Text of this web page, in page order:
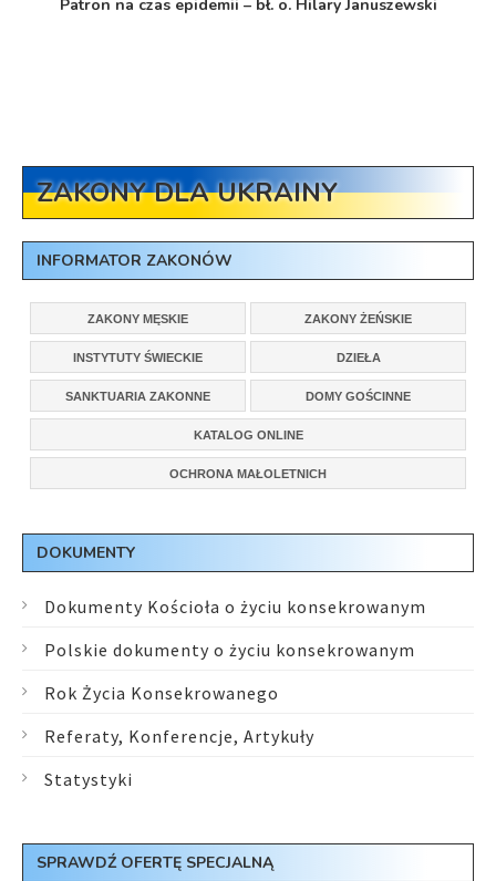
Patron na czas epidemii – bł. o. Hilary Januszewski
ZAKONY DLA UKRAINY
INFORMATOR ZAKONÓW
ZAKONY MĘSKIE ZAKONY ŻEŃSKIE
INSTYTUTY ŚWIECKIE DZIEŁA
SANKTUARIA ZAKONNE DOMY GOŚCINNE
KATALOG ONLINE
OCHRONA MAŁOLETNICH
DOKUMENTY
Dokumenty Kościoła o życiu konsekrowanym
Polskie dokumenty o życiu konsekrowanym
Rok Życia Konsekrowanego
Referaty, Konferencje, Artykuły
Statystyki
SPRAWDŹ OFERTĘ SPECJALNĄ